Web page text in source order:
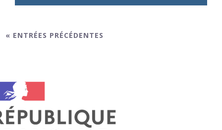
« ENTRÉES PRÉCÉDENTES